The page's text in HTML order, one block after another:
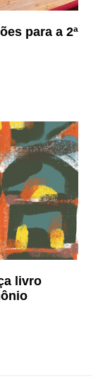
para a 2ª
livro